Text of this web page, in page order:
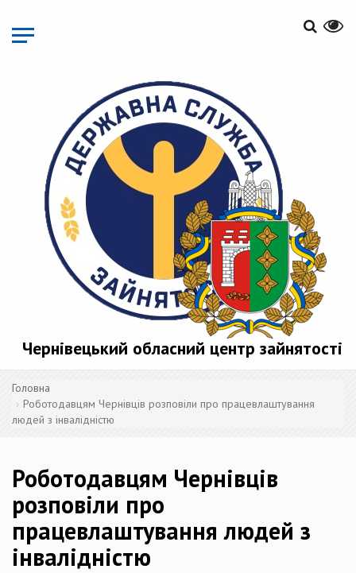
основного
матеріалу
Чернівецький обласний центр зайнятості
Головна
Роботодавцям Чернівців розповіли про працевлаштування
людей з інвалідністю
Роботодавцям Чернівців
розповіли про
працевлаштування людей з
інвалідністю